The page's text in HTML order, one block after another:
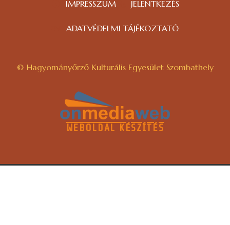
IMPRESSZUM JELENTKEZÉS
ADATVÉDELMI TÁJÉKOZTATÓ
© Hagyományőrző Kulturális Egyesület Szombathely
WEBOLDAL KÉSZÍTÉS